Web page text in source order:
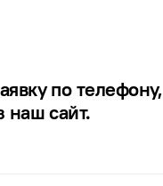
по телефону,
наш сайт.